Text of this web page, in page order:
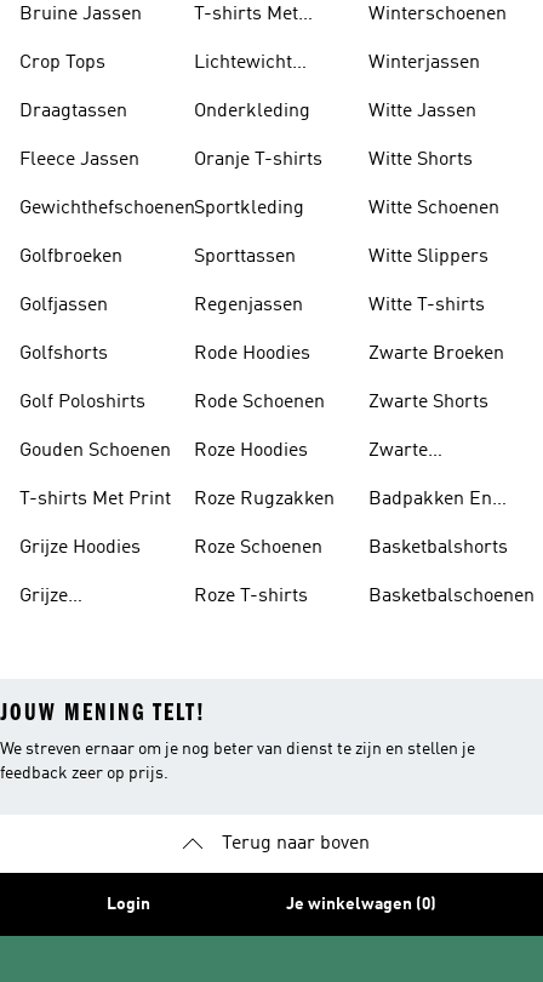
Bruine Jassen
Crop Tops
Draagtassen
Fleece Jassen
Gewichthefschoenen
Golfbroeken
Golfjassen
Golfshorts
Golf Poloshirts
Gouden Schoenen
T-shirts Met Print
Grijze Hoodies
Grijze
T-shirts Met
Lichtewicht
Onderkleding
Oranje T-shirts
Sportkleding
Sporttassen
Regenjassen
Rode Hoodies
Rode Schoenen
Roze Hoodies
Roze Rugzakken
Roze Schoenen
Roze T-shirts
Winterschoenen
Winterjassen
Witte Jassen
Witte Shorts
Witte Schoenen
Witte Slippers
Witte T-shirts
Zwarte Broeken
Zwarte Shorts
Zwarte
Badpakken En
Basketbalshorts
Basketbalschoenen
JOUW MENING TELT!
We streven ernaar om je nog beter van dienst te zijn en stellen je
feedback zeer op prijs.
Terug naar boven
Login Je winkelwagen (0)